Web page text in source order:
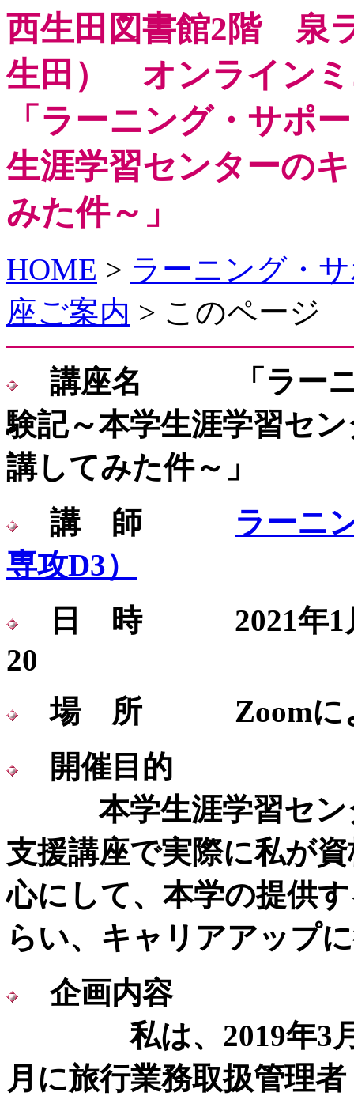
西生田図書館2階 泉
生田） オンラインミ
「ラーニング・サポ
生涯学習センターの
みた件～」
HOME > ラーニング・
座ご案内 > このページ
講座名 「ラーニ
験記～本学生涯学習セ
講してみた件～」
講 師 ラーニ
専攻D3）
日 時 2021年1月
20
場 所 Zoomによ
開催目的
本学生涯学習センタ
支援講座で実際に私が
心にして、本学の提供
らい、キャリアアップ
企画内容
私は、2019年3月
月に旅行業務取扱管理